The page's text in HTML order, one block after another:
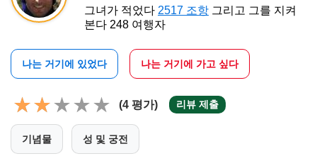
그녀가 적었다 2517 조항 그리고 그를 지켜
본다 248 여행자
나는 거기에 있었다 나는 거기에 가고 싶다
(4 평가) 리뷰 제출
기념물 성 및 궁전